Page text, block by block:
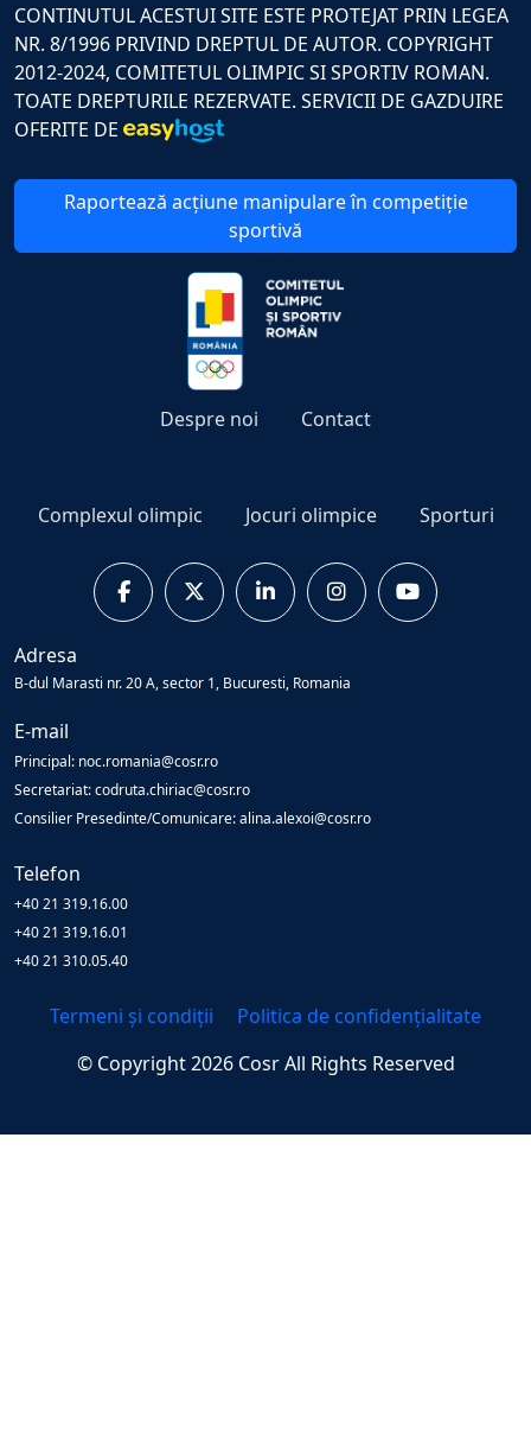
CONTINUTUL ACESTUI SITE ESTE PROTEJAT PRIN LEGEA
NR. 8/1996 PRIVIND DREPTUL DE AUTOR. COPYRIGHT
2012-2024, COMITETUL OLIMPIC SI SPORTIV ROMAN.
TOATE DREPTURILE REZERVATE. SERVICII DE GAZDUIRE
OFERITE DE
Raportează acțiune manipulare în competiție
sportivă
Despre noi Contact
Complexul olimpic Jocuri olimpice Sporturi
Adresa
B-dul Marasti nr. 20 A, sector 1, Bucuresti, Romania
E-mail
Principal: noc.romania@cosr.ro
Secretariat: codruta.chiriac@cosr.ro
Consilier Presedinte/Comunicare: alina.alexoi@cosr.ro
Telefon
+40 21 319.16.00
+40 21 319.16.01
+40 21 310.05.40
Termeni și condiții
Politica de confidențialitate
© Copyright2026 CosrAll Rights Reserved